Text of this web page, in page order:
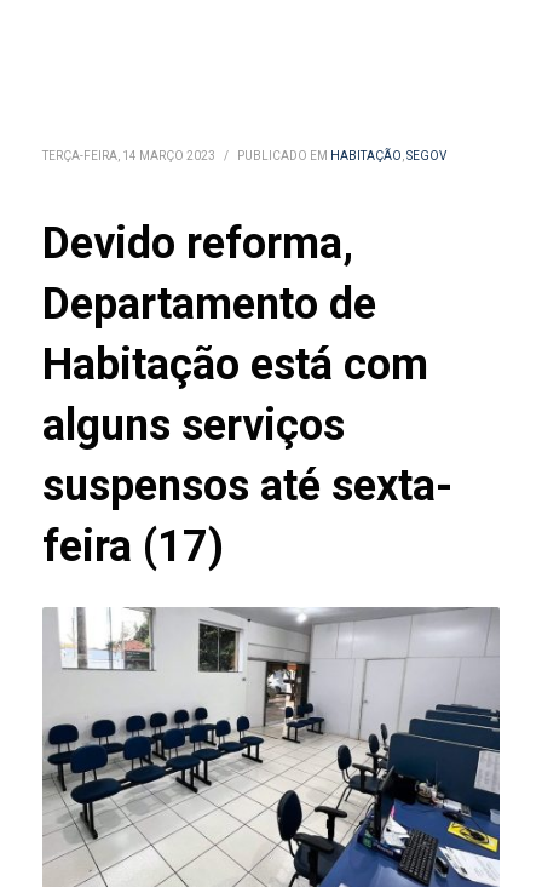
TERÇA-FEIRA, 14 MARÇO 2023 / PUBLICADO EM HABITAÇÃO,SEGOV
Devido reforma,
Departamento de
Habitação está com
alguns serviços
suspensos até sexta-
feira (17)